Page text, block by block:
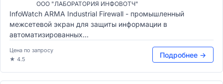
ООО "ЛАБОРАТОРИЯ ИНФОВОТЧ"
InfoWatch ARMA Industrial Firewall - промышленный
межсетевой экран для защиты информации в
автоматизированных...
Цена по запросу
★ 4.5
Подробнее →